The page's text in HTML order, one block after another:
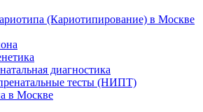
(Кариотипирование) в Москве
диагностика
тесты (НИПТ)
в Москве